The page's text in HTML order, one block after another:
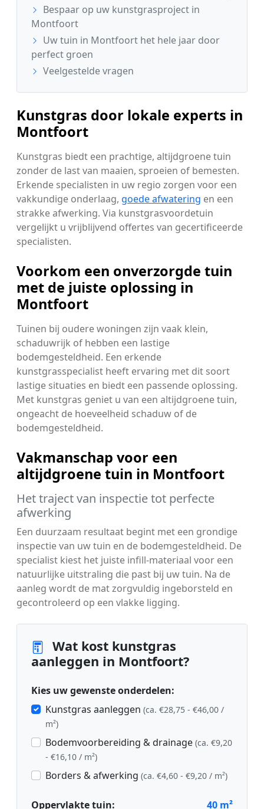
Bespaar op uw kunstgrasproject in
Montfoort
Uw tuin in Montfoort het hele jaar door
perfect groen
Veelgestelde vragen
Kunstgras door lokale experts in
Montfoort
Kunstgras biedt een prachtige, altijdgroene tuin
zonder de last van maaien, sproeien of bemesten.
Erkende specialisten in uw regio zorgen voor een
vakkundige onderlaag, goede afwatering en een
strakke afwerking. Via kunstgrasvoordetuin
vergelijkt u vrijblijvend offertes van gecertificeerde
specialisten.
Voorkom een onverzorgde tuin
met de juiste oplossing in
Montfoort
Tuinen bij oudere woningen zijn vaak klein,
schaduwrijk of hebben een lastige
bodemgesteldheid. Een erkende
kunstgrasspecialist heeft ervaring met dit soort
lastige situaties en biedt een passende oplossing.
Met kunstgras geniet u van een altijdgroene tuin,
ongeacht de hoeveelheid schaduw of de
bodemgesteldheid.
Vakmanschap voor een
altijdgroene tuin in Montfoort
Het traject van inspectie tot perfecte
afwerking
Een duurzaam resultaat begint met een grondige
inspectie van uw tuin en de bodemgesteldheid. De
specialist kiest het juiste infill-materiaal voor een
natuurlijke uitstraling die past bij uw tuin. Na de
aanleg wordt de mat zorgvuldig ingeborsteld en
gecontroleerd op een vlakke ligging.
Wat kost kunstgras
aanleggen in Montfoort?
Kies uw gewenste onderdelen:
Kunstgras aanleggen (ca. €28,75 - €46,00 /
m²)
Bodemvoorbereiding & drainage (ca. €9,20
- €16,10 / m²)
Borders & afwerking (ca. €4,60 - €9,20 / m²)
Oppervlakte tuin: 40 m²